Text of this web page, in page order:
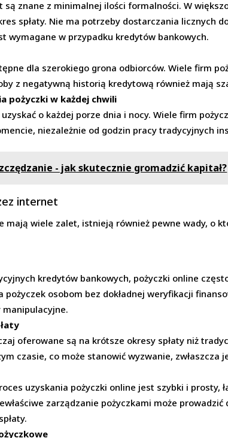
są znane z minimalnej ilości formalności. W
spłaty. Nie ma potrzeby dostarczania licznych
wymagane w przypadku kredytów bankowych.
dla szerokiego grona odbiorców. Wiele firm
z negatywną historią kredytową również mają
pożyczki w każdej chwili
o każdej porze dnia i nocy. Wiele firm
niezależnie od godzin pracy tradycyjnych
- jak skutecznie gromadzić kapitał?
internet
mają wiele zalet, istnieją również pewne wady, o
kredytów bankowych, pożyczki online
pożyczek osobom bez dokładnej weryfikacji
manipulacyjne.
oferowane są na krótsze okresy spłaty niż
czasie, co może stanowić wyzwanie, zwłaszcza
uzyskania pożyczki online jest szybki i prosty,
zarządzanie pożyczkami może